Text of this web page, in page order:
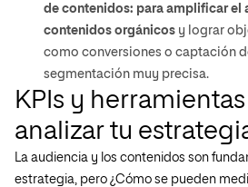
de contenidos: para amplificar el
contenidos orgánicos y lograr
como conversiones o captación
segmentación muy precisa.
KPIs y
analizar tu
La audiencia y los contenidos son
estrategia, pero ¿Cómo se pueden